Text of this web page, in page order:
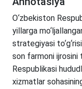
O‘zbekiston
yillarga
strategiyasi
son farmoni ijrosini
Respublikasi
xizmatlar